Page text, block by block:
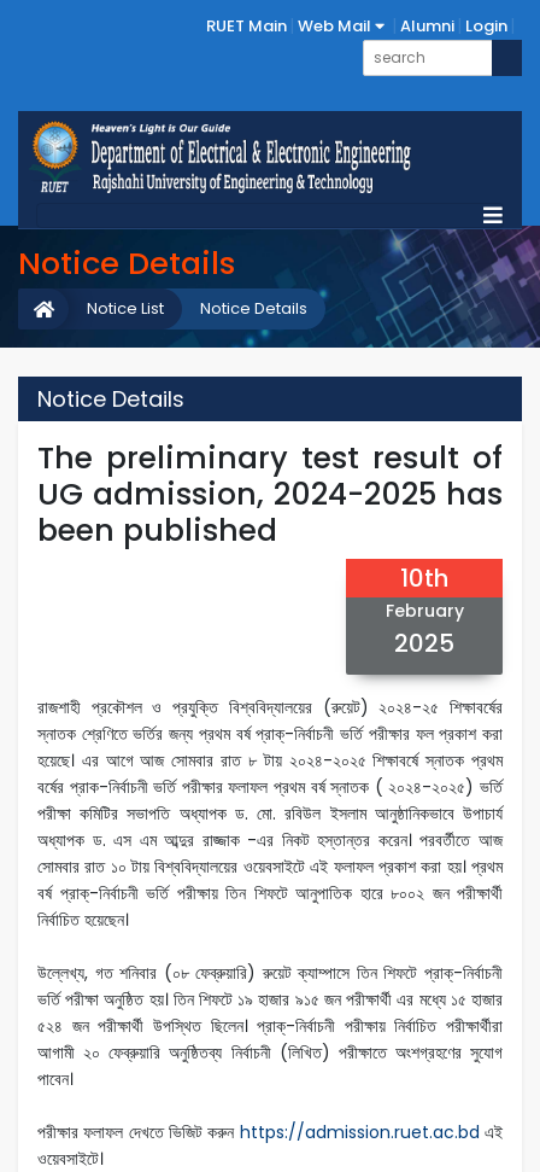
RUET Main Web Mail Alumni Login
Notice Details
Notice Details
Notice List
Notice Details
The preliminary test result of
UG admission, 2024-2025 has
been published
10th
February
2025
রাজশাহী প্রকৌশল ও প্রযুক্তি বিশ্ববিদ্যালয়ের (রুয়েট) ২০২৪-২৫ শিক্ষাবর্ষের
স্নাতক শ্রেণিতে ভর্তির জন্য প্রথম বর্ষ প্রাক্‌-নির্বাচনী ভর্তি পরীক্ষার ফল প্রকাশ করা
হয়েছে। এর আগে আজ সোমবার রাত ৮ টায় ২০২৪-২০২৫ শিক্ষাবর্ষে স্নাতক প্রথম
বর্ষের প্রাক-নির্বাচনী ভর্তি পরীক্ষার ফলাফল প্রথম বর্ষ স্নাতক ( ২০২৪-২০২৫) ভর্তি
পরীক্ষা কমিটির সভাপতি অধ্যাপক ড. মো. রবিউল ইসলাম আনুষ্ঠানিকভাবে উপাচার্য
অধ্যাপক ড. এস এম আব্দুর রাজ্জাক -এর নিকট হস্তান্তর করেন। পরবর্তীতে আজ
সোমবার রাত ১০ টায় বিশ্ববিদ্যালয়ের ওয়েবসাইটে এই ফলাফল প্রকাশ করা হয়। প্রথম
বর্ষ প্রাক্‌-নির্বাচনী ভর্তি পরীক্ষায় তিন শিফটে আনুপাতিক হারে ৮০০২ জন পরীক্ষার্থী
নির্বাচিত হয়েছেন।
উল্লেখ্য, গত শনিবার (০৮ ফেব্রুয়ারি) রুয়েট ক্যাম্পাসে তিন শিফটে প্রাক্‌-নির্বাচনী
ভর্তি পরীক্ষা অনুষ্ঠিত হয়। তিন শিফটে ১৯ হাজার ৯১৫ জন পরীক্ষার্থী এর মধ্যে ১৫ হাজার
৫২৪ জন পরীক্ষার্থী উপস্থিত ছিলেন। প্রাক্‌-নির্বাচনী পরীক্ষায় নির্বাচিত পরীক্ষার্থীরা
আগামী ২০ ফেব্রুয়ারি অনুষ্ঠিতব্য নির্বাচনী (লিখিত) পরীক্ষাতে অংশগ্রহণের সুযোগ
পাবেন।
পরীক্ষার ফলাফল দেখতে ভিজিট করুন https://admission.ruet.ac.bd এই
ওয়েবসাইটে।